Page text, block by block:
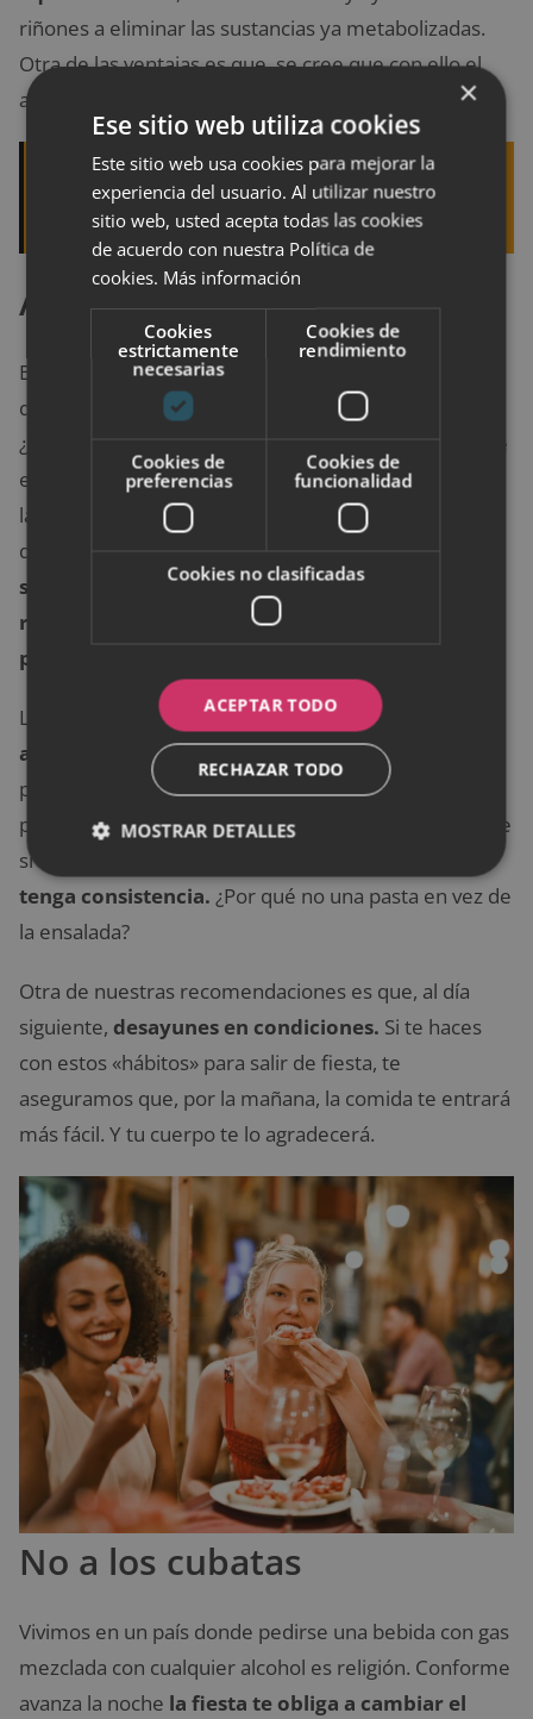
riñones a eliminar las sustancias ya metabolizadas.
Otra de las ventajas es que, se cree que con ello el
alcohol no subirá de más.
Quizá te interese leer:
Masaje lomi-lomi ¿En
que consiste esta técnica relajante?
Alimentación
Es cierto que muchas veces las resacas son producto
de planes inesperados. ¿Unas cañas no previstas?
¿visita al
de forma repentina? Y después de
eso, conforme la noche avanza, nos enfrascamos en
las conversaciones y la diversión que nos olvidamos
de algo fundamental: el estómago.
sorprende con el estómago vacío, te
recomendamos que te obligues a hacer una
parada para cenar.
Lo recomendable es tomarun zumo verde,
almendras, atún…Si estás en casa y te preparas
para la diversión, es posible que puedas hacerte tu
propio plan alimenticio antiresaca. Pero, ¿Qué sucede
si todo es sobre la marcha? Cena.
tenga consistencia. ¿Por qué no una pasta en vez de
la ensalada?
Otra de nuestras recomendaciones es que, al día
siguiente, desayunes en condiciones. Si te haces
con estos «hábitos» para salir de fiesta, te
aseguramos que, por la mañana, la comida te entrará
más fácil. Y tu cuerpo te lo agradecerá.
No a los cubatas
Vivimos en un país donde pedirse una bebida con gas
mezclada con cualquier alcohol es religión. Conforme
avanza la noche la fiesta te obliga a cambiar el
×
Ese sitio web utiliza cookies
Este sitio web usa cookies para mejorar la
experiencia del usuario. Al utilizar nuestro
sitio web, usted acepta todas las cookies
de acuerdo con nuestra Política de
cookies. Más información
Cookies
estrictamente
necesarias
Cookies de
rendimiento
Cookies de
preferencias
Cookies de
funcionalidad
Cookies no clasificadas
ACEPTAR TODO
RECHAZAR TODO
MOSTRAR DETALLES